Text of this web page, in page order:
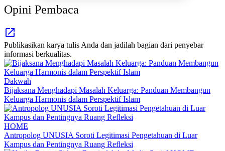
Opini Pembaca
Publikasikan karya tulis Anda dan jadilah bagian dari penyebar
informasi berkualitas.
Dakwah
Bijaksana Menghadapi Masalah Keluarga: Panduan Membangun
Keluarga Harmonis dalam Perspektif Islam
HOME
Antropolog UNUSIA Soroti Legitimasi Pengetahuan di Luar
Kampus dan Pentingnya Ruang Refleksi